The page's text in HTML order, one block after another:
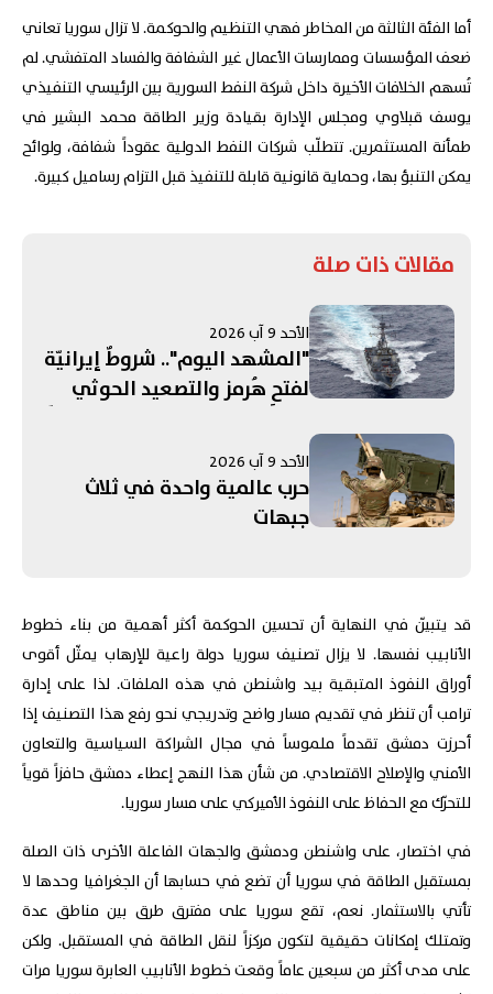
أما الفئة الثالثة من المخاطر فهي التنظيم والحوكمة. لا تزال سوريا تعاني
ضعف المؤسسات وممارسات الأعمال غير الشفافة والفساد المتفشي. لم
تُسهم الخلافات الأخيرة داخل شركة النفط السورية بين الرئيسي التنفيذي
يوسف قبلاوي ومجلس الإدارة بقيادة وزير الطاقة محمد البشير في
طمأنة المستثمرين. تتطلّب شركات النفط الدولية عقوداً شفافة، ولوائح
يمكن التنبؤ بها، وحماية قانونية قابلة للتنفيذ قبل التزام رساميل كبيرة.
مقالات ذات صلة
الأحد 9 آب 2026
"المشهد اليوم".. شروطٌ إيرانيّة
لفتحِ هُرمز والتصعيد الحوثي
لزعزعة استقرار إيران...
واستبعاد فرنسا من قائمةِ
الدول للتحقق من نزع سلاح "حزب
الله"
الأحد 9 آب 2026
حرب عالمية واحدة في ثلاث
جبهات
قد يتبيّن في النهاية أن تحسين الحوكمة أكثر أهمية من بناء خطوط
الأنابيب نفسها. لا يزال تصنيف سوريا دولة راعية للإرهاب يمثّل أقوى
أوراق النفوذ المتبقية بيد واشنطن في هذه الملفات. لذا على إدارة
ترامب أن تنظر في تقديم مسار واضح وتدريجي نحو رفع هذا التصنيف إذا
أحرزت دمشق تقدماً ملموساً في مجال الشراكة السياسية والتعاون
الأمني والإصلاح الاقتصادي. من شأن هذا النهج إعطاء دمشق حافزاً قوياً
للتحرّك مع الحفاظ على النفوذ الأميركي على مسار سوريا.
في اختصار، على واشنطن ودمشق والجهات الفاعلة الأخرى ذات الصلة
بمستقبل الطاقة في سوريا أن تضع في حسابها أن الجغرافيا وحدها لا
تأتي بالاستثمار. نعم، تقع سوريا على مفترق طرق بين مناطق عدة
وتمتلك إمكانات حقيقية لتكون مركزاً لنقل الطاقة في المستقبل. ولكن
على مدى أكثر من سبعين عاماً وقعت خطوط الأنابيب العابرة سوريا مرات